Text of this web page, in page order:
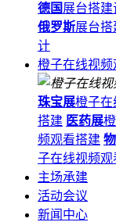
德国 展台搭建
俄罗斯展台
计
橙子在线视频
珠宝展橙子在
搭建 医药展
频观看搭建
子在线视频观
主场承建
活动会议
新闻中心